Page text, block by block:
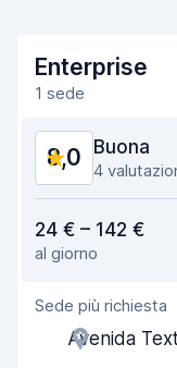
Enterprise
1 sede
8,0 Buona
4
Facile da trovare
Gentilezza degli
Rapidità del ritiro
24 € – 142 €
al giorno
Sede più richiesta
Avenida